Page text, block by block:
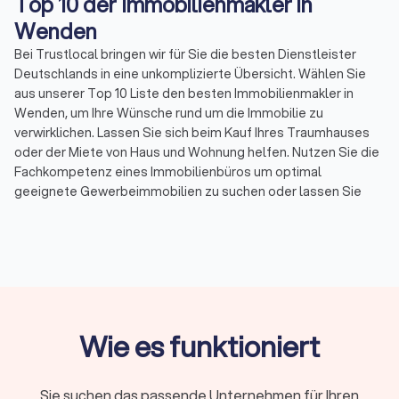
äußerst professionell. Das Ergebnis hat unsere
Erwartungen deutlich übertroffen: schneller Verkauf,
optimaler Preis und ein reibungsloser Ablauf. Aufgrund
dieser herausragenden Zusammenarbeit werden wir
als Folgeauftrag auch unsere Wohnung in Langwasser
Nord zur Vermietung vertrauensvoll in seine Hände
geben. Vielen Dank für diese außergewöhnliche
Leistung – eine uneingeschränkte Empfehlung!
Wenden
Bei Trustlocal bringen wir für Sie die besten Dienstleister
Deutschlands in eine unkomplizierte Übersicht. Wählen Sie
aus unserer Top 10 Liste den besten Immobilienmakler in
Wenden, um Ihre Wünsche rund um die Immobilie zu
verwirklichen. Lassen Sie sich beim Kauf Ihres Traumhauses
oder der Miete von Haus und Wohnung helfen. Nutzen Sie die
Fachkompetenz eines Immobilienbüros um optimal
geeignete Gewerbeimmobilien zu suchen oder lassen Sie
Termin für ein Erstgespräch zu vereinbaren, oder lassen Sie
der Einholung einer Angebotsanfrage bei den gewünschten
Wie es funktioniert